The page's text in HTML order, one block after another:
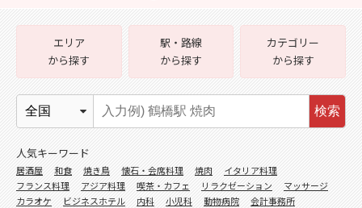
エリア
から探す
駅・路線
から探す
カテゴリー
から探す
検索
人気キーワード
居酒屋 和食 焼き鳥 懐石・会席料理 焼肉
イタリア料理
フランス料理
アジア料理 喫茶・カフェ リラクゼーション
マッサージ
カラオケ
ビジネスホテル 内科 小児科 動物病院
会計事務所